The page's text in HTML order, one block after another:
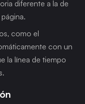
diferente a la de
como el
con un
la línea de tiempo